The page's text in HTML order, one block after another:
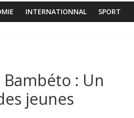
INTERNATIONNAL SPORT
: Un
jeunes